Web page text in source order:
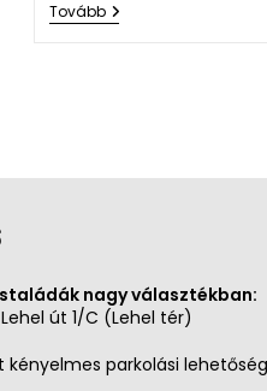
Tovább
nagy választékban:
út 1/C (Lehel tér)
kényelmes parkolási